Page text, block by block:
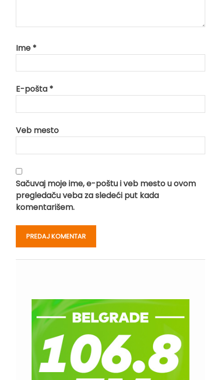
Ime *
E-pošta *
Veb mesto
Sačuvaj moje ime, e-poštu i veb mesto u ovom
pregledaču veba za sledeći put kada
komentarišem.